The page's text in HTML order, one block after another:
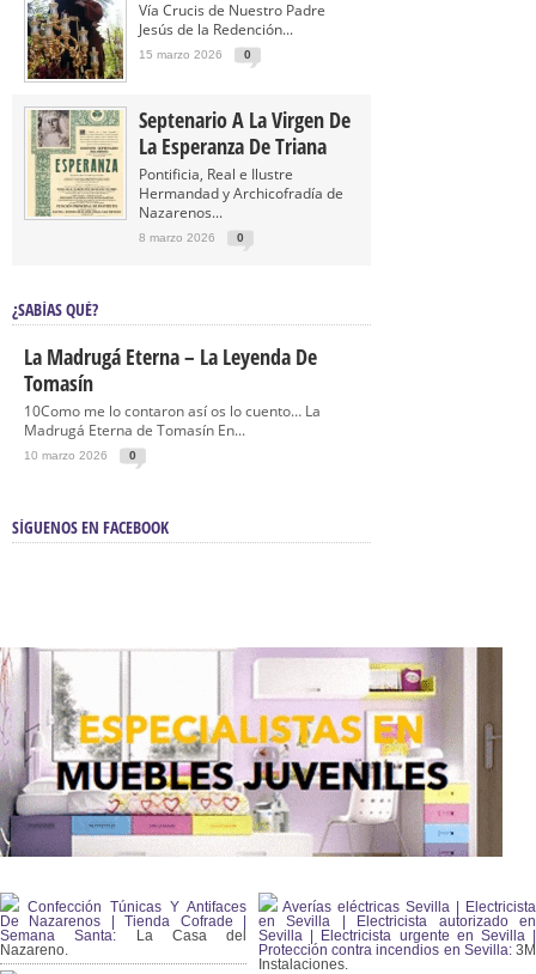
Vía Crucis de Nuestro Padre
Jesús de la Redención...
15 marzo 2026 0
Septenario A La Virgen De
La Esperanza De Triana
Pontificia, Real e Ilustre
Hermandad y Archicofradía de
Nazarenos...
8 marzo 2026 0
¿SABÍAS QUÉ?
La Madrugá Eterna – La Leyenda De
Tomasín
10Como me lo contaron así os lo cuento… La
Madrugá Eterna de Tomasín En...
10 marzo 2026 0
SÍGUENOS EN FACEBOOK
Confección Túnicas Y Antifaces
De Nazarenos | Tienda Cofrade |
Semana Santa: La Casa del
Nazareno.
Averías eléctricas Sevilla | Electricista
en Sevilla | Electricista autorizado en
Sevilla | Electricista urgente en Sevilla |
Protección contra incendios en Sevilla:3M
Instalaciones.